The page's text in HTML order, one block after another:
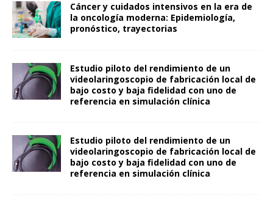
Cáncer y cuidados intensivos en la era de
la oncología moderna: Epidemiología,
pronóstico, trayectorias
Estudio piloto del rendimiento de un
videolaringoscopio de fabricación local de
bajo costo y baja fidelidad con uno de
referencia en simulación clínica
Estudio piloto del rendimiento de un
videolaringoscopio de fabricación local de
bajo costo y baja fidelidad con uno de
referencia en simulación clínica